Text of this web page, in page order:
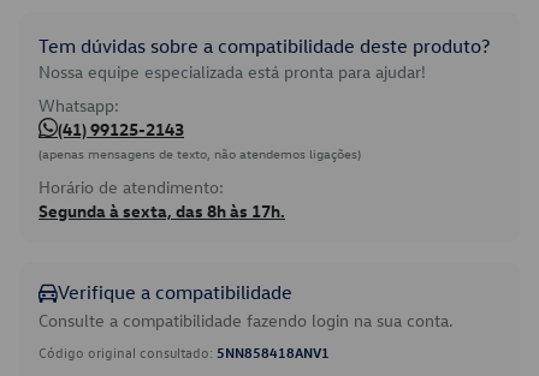
Tem dúvidas sobre a compatibilidade deste produto?
Nossa equipe especializada está pronta para ajudar!
Whatsapp:
(41) 99125-2143
(apenas mensagens de texto, não atendemos ligações)
Horário de atendimento:
Segunda à sexta, das 8h às 17h.
Verifique a compatibilidade
Consulte a compatibilidade fazendo login na sua conta.
Código original consultado: 5NN858418ANV1